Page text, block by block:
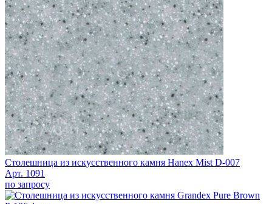
Столешница из искусственного камня Hanex Mist D-007
Арт. 1091
по запросу